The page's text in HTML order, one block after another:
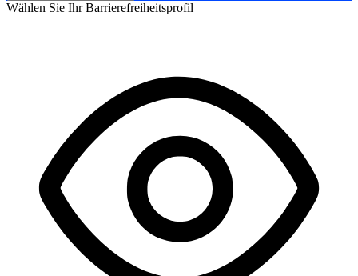
Wählen Sie Ihr Barrierefreiheitsprofil